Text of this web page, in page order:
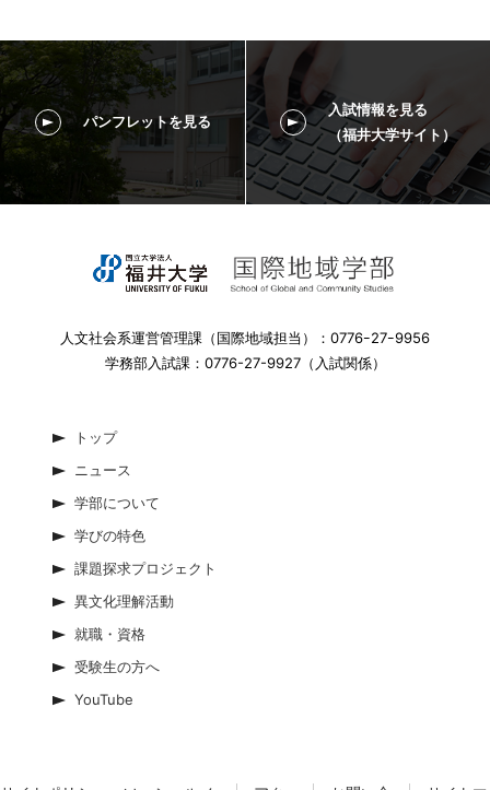
パンフレットを見る
入試情報を見る
（福井大学サイト）
人文社会系運営管理課（国際地域担当）：0776ｰ27ｰ9956
学務部入試課：0776-27-9927（入試関係）
トップ
ニュース
学部について
学びの特色
課題探求プロジェクト
異文化理解活動
就職・資格
受験生の方へ
YouTube